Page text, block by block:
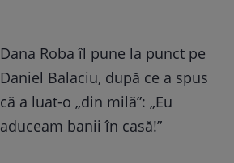
Dana Roba îl pune la punct pe
Daniel Balaciu, după ce a spus
că a luat-o „din milă”: „Eu
aduceam banii în casă!”